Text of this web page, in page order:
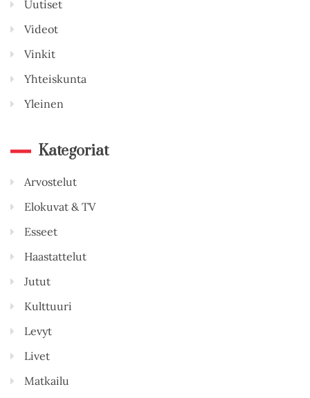
Uutiset
Videot
Vinkit
Yhteiskunta
Yleinen
Kategoriat
Arvostelut
Elokuvat & TV
Esseet
Haastattelut
Jutut
Kulttuuri
Levyt
Livet
Matkailu